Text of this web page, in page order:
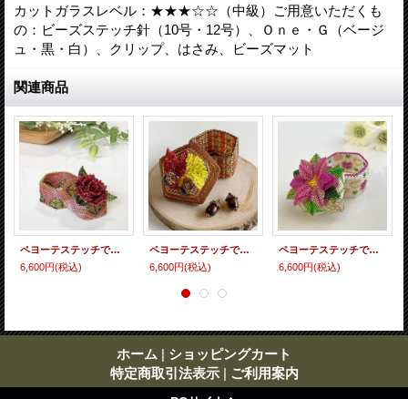
カットガラスレベル：★★★☆☆（中級）ご用意いただくも
の：ビーズステッチ針（10号・12号）、Ｏｎｅ・Ｇ（ベージ
ュ・黒・白）、クリップ、はさみ、ビーズマット
関連商品
ペヨーテステッチで編むBOX〜ローズ〜
6,600円(税込)
ペヨーテステッチで編むBOX〜紅葉〜
6,600円(税込)
ペヨーテステッチで編むBOX〜プリンセチア〜
6,600円(税込)
ホーム | ショッピングカート
特定商取引法表示 | ご利用案内